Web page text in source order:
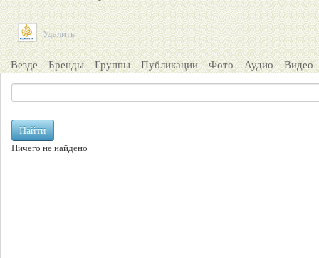
Удалить
Везде Бренды Группы Публикации Фото Аудио Видео
Найти
Ничего не найдено